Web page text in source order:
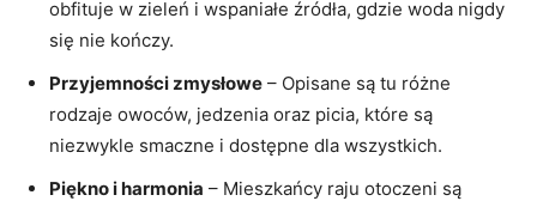
obfituje w zieleń i wspaniałe źródła, gdzie woda nigdy
się nie kończy.
Przyjemności zmysłowe – Opisane są tu różne
rodzaje owoców, jedzenia oraz picia, które są
niezwykle smaczne i dostępne dla wszystkich.
Piękno i harmonia –⁤ Mieszkańcy raju otoczeni są